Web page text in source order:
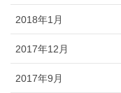
2018年1月
2017年12月
2017年9月